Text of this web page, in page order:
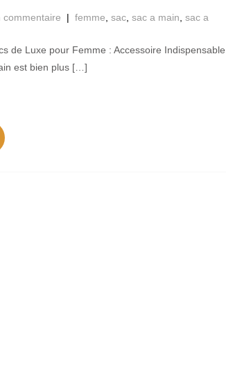
commentaire | femme sac, sac a main sac a
de Luxe pour Femme : Accessoire Indispensable
est bien plus […]